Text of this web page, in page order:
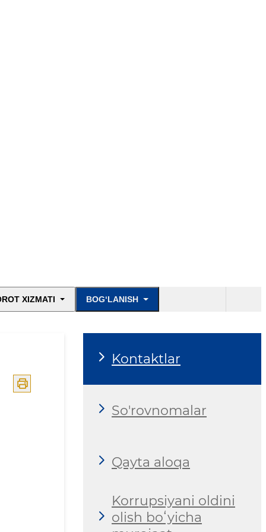
XIZMATI BOG‘LANISH
Kontaktlar
So'rovnomalar
Qayta aloqa
Korrupsiyani oldini
olish boʻyicha